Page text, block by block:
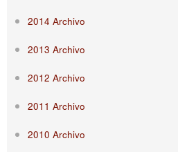
2014 Archivo
2013 Archivo
2012 Archivo
2011 Archivo
2010 Archivo